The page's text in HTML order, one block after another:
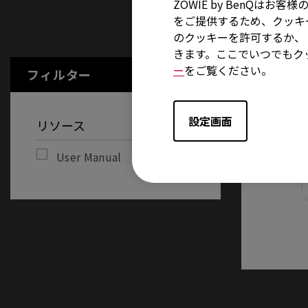
ZOWIE by BenQはお客様
をご提供するため、クッ
のクッキーを許可するか
きます。ここでいつでも
ーをご覧ください。
設定画面
フィルター 全てをクリアする
リソース
User Manual
User